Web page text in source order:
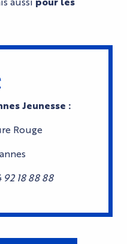
Jeunesse :
Rouge
92 18 88 88